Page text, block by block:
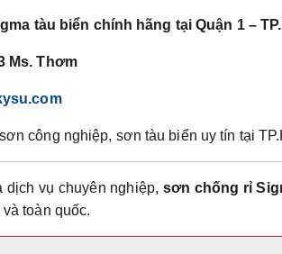
tàu biển chính hãng tại Quận 1 –
Ms. Thơm
công nghiệp, sơn tàu biển uy tín tại
vụ chuyên nghiệp, sơn chống rỉ
toàn quốc.